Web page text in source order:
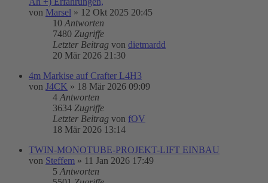
von Marsel » 12 Okt 2025 20:45
10 Antworten
7480 Zugriffe
Letzter Beitrag von dietmardd
20 Mär 2026 21:30
4m Markise auf Crafter L4H3
von J4CK » 18 Mär 2026 09:09
4 Antworten
3634 Zugriffe
Letzter Beitrag von fOV
18 Mär 2026 13:14
TWIN-MONOTUBE-PROJEKT-LIFT EINBAU
von Steffem » 11 Jan 2026 17:49
5 Antworten